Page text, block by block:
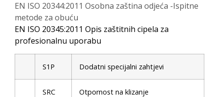
EN ISO 20344:2011 Osobna zaština odjeća -Ispitne
metode za obuću
EN ISO 20345:2011 Opis zaštitnih cipela za
profesionalnu uporabu
S1P Dodatni specijalni zahtjevi
SRC Otpornost na klizanje